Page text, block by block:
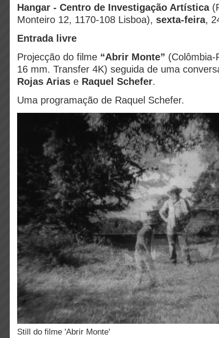
Hangar - Centro de Investigação Artística
Monteiro 12, 1170-108 Lisboa), sexta-feira,
Entrada livre
Projecção do filme “Abrir Monte” (Colômbia-
16 mm. Transfer 4K) seguida de uma
Rojas Arias e Raquel Schefer.
Uma programação de Raquel Schefer.
Still do filme 'Abrir Monte'